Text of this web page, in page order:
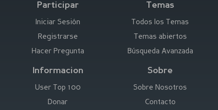
Participar
Iniciar Sesión
Registrarse
Hacer Pregunta
Temas
Todos los Temas
Temas abiertos
Búsqueda Avanzada
Informacion
User Top 100
Donar
Sobre
Sobre Nosotros
Contacto